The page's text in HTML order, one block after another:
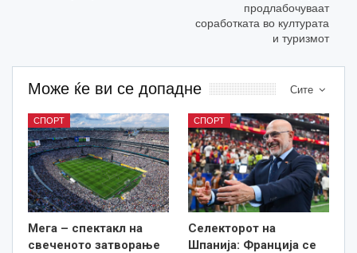
продлабочуваат
соработката во културата
и туризмот
Сите
Може ќе ви се допадне
СПОРТ
Мега – спектакл на
свеченото затворање
СПОРТ
Селекторот на
Шпанија: Франција се